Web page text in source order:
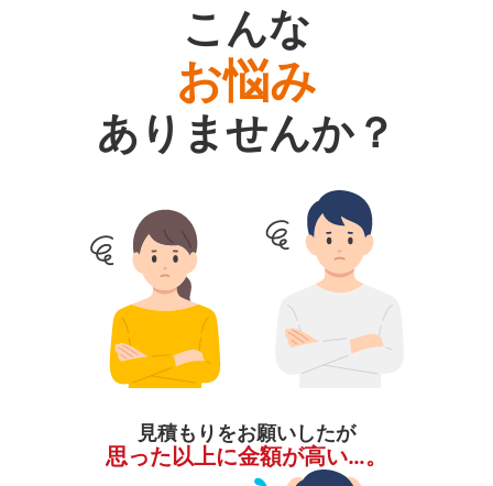
こんな
お悩み
ありませんか？
見積もりをお願いしたが
思った以上に金額が高い…。